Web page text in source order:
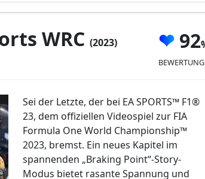
WRC (2023)
92
BEWERTUNG
Sei der Letzte, der bei EA SPORTS™ F1®
23, dem offiziellen Videospiel zur FIA
Formula One World Championship™
2023, bremst. Ein neues Kapitel im
spannenden „Braking Point“-Story-
Modus bietet rasante Spannung und